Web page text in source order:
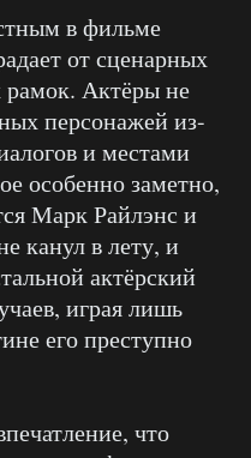
в фильме
от сценарных
Актёры не
персонажей из-
и местами
особенно заметно,
Марк Райлэнс и
канул в лету, и
актёрский
играя лишь
его преступно
что